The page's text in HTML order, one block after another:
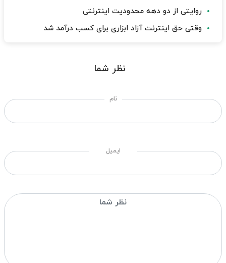
روایتی از دو دهه محدودیت اینترنتی
وقتی حق اینترنت آزاد ابزاری برای کسب درآمد شد
نظر شما
نام
ایمیل